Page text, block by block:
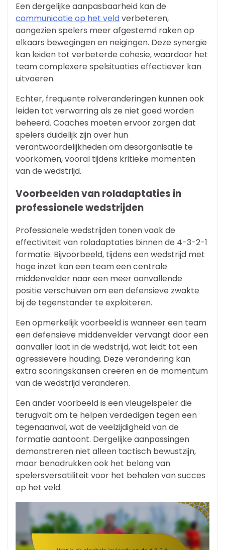
Een dergelijke aanpasbaarheid kan de
communicatie op het veldverbeteren,
aangezien spelers meer afgestemd raken op
elkaars bewegingen en neigingen. Deze synergie
kan leiden tot verbeterde cohesie, waardoor het
team complexere spelsituaties effectiever kan
uitvoeren.
Echter, frequente rolveranderingen kunnen ook
leiden tot verwarring als ze niet goed worden
beheerd. Coaches moeten ervoor zorgen dat
spelers duidelijk zijn over hun
verantwoordelijkheden om desorganisatie te
voorkomen, vooral tijdens kritieke momenten
van de wedstrijd.
Voorbeelden van roladaptaties in
professionele wedstrijden
Professionele wedstrijden tonen vaak de
effectiviteit van roladaptaties binnen de 4-3-2-1
formatie. Bijvoorbeeld, tijdens een wedstrijd met
hoge inzet kan een team een centrale
middenvelder naar een meer aanvallende
positie verschuiven om een defensieve zwakte
bij de tegenstander te exploiteren.
Een opmerkelijk voorbeeld is wanneer een team
een defensieve middenvelder vervangt door een
aanvaller laat in de wedstrijd, wat leidt tot een
agressievere houding. Deze verandering kan
extra scoringskansen creëren en de momentum
van de wedstrijd veranderen.
Een ander voorbeeld is een vleugelspeler die
terugvalt om te helpen verdedigen tegen een
tegenaanval, wat de veelzijdigheid van de
formatie aantoont. Dergelijke aanpassingen
demonstreren niet alleen tactisch bewustzijn,
maar benadrukken ook het belang van
spelersversatiliteit voor het behalen van succes
op het veld.